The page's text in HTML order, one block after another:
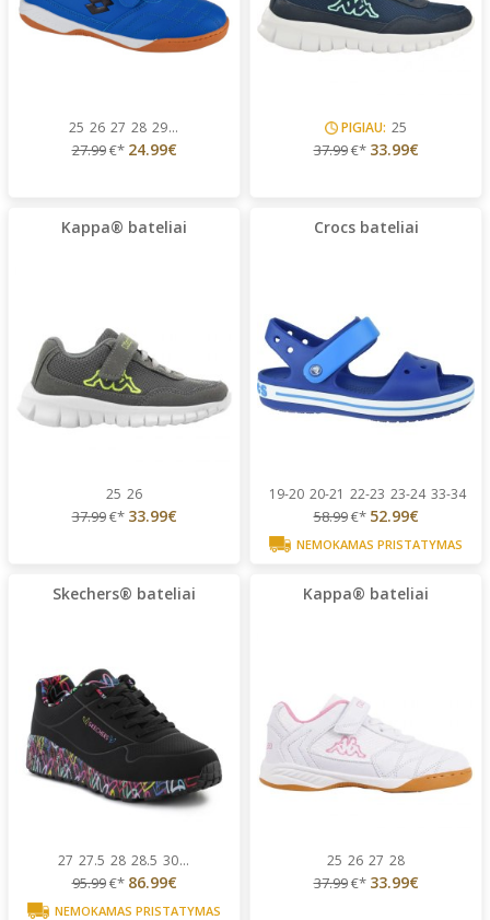
25 26 27 28 29...
27.99€* 24.99€
PIGIAU: 25
37.99€* 33.99€
Kappa® bateliai
25 26
37.99€* 33.99€
Crocs bateliai
19-20 20-21 22-23 23-24 33-34
58.99€* 52.99€
NEMOKAMAS PRISTATYMAS
Skechers® bateliai
27 27.5 28 28.5 30...
95.99€* 86.99€
NEMOKAMAS PRISTATYMAS
Kappa® bateliai
25 26 27 28
37.99€* 33.99€